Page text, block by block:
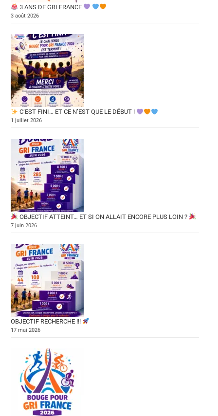
3 ANS DE GRI FRANCE
3 août 2026
C’EST FINI… ET CE N’EST QUE LE DÉBUT !
1 juillet 2026
OBJECTIF ATTEINT… ET SI ON ALLAIT ENCORE PLUS LOIN ?
7 juin 2026
OBJECTIF RECHERCHE !!!
17 mai 2026